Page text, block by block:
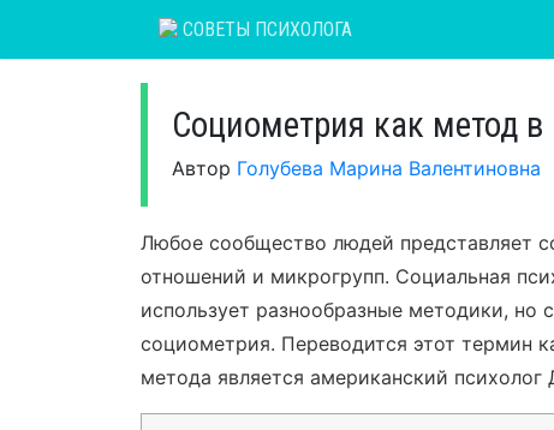
СОВЕТЫ ПСИХОЛОГА
Социометрия как метод в
Автор Голубева Марина Валентиновна
Любое сообщество людей представляет
отношений и микрогрупп. Социальная
использует разнообразные методики, но
социометрия. Переводится этот термин
метода является американский